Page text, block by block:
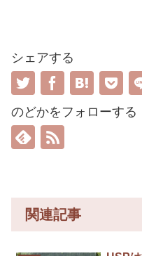
シェアする
のどかをフォローする
関連記事